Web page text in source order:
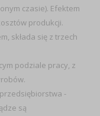
czasie). Efektem
produkcji.
składa się z trzech
podziale pracy, z
-
są